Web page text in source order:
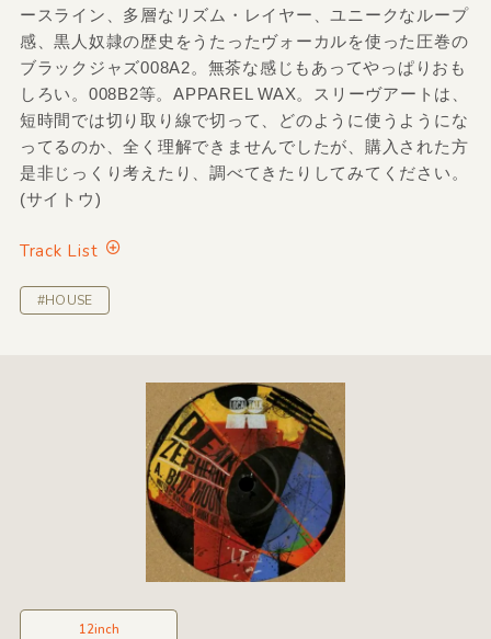
ースライン、多層なリズム・レイヤー、ユニークなループ
感、黒人奴隷の歴史をうたったヴォーカルを使った圧巻の
ブラックジャズ008A2。無茶な感じもあってやっぱりおも
しろい。008B2等。APPAREL WAX。スリーヴアートは、
短時間では切り取り線で切って、どのように使うようにな
ってるのか、全く理解できませんでしたが、購入された方
是非じっくり考えたり、調べてきたりしてみてください。
(サイトウ)
Track List
#HOUSE
12inch